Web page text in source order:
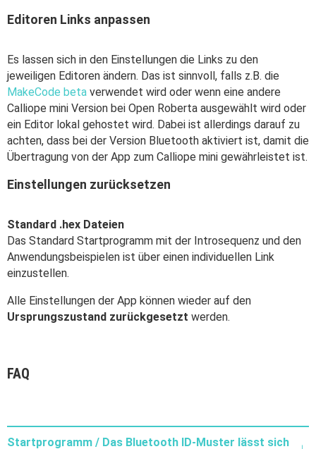
Editoren Links anpassen
Es lassen sich in den Einstellungen die Links zu den
jeweiligen Editoren ändern. Das ist sinnvoll, falls z.B. die
MakeCode beta verwendet wird oder wenn eine andere
Calliope mini Version bei Open Roberta ausgewählt wird oder
ein Editor lokal gehostet wird. Dabei ist allerdings darauf zu
achten, dass bei der Version Bluetooth aktiviert ist, damit die
Übertragung von der App zum Calliope mini gewährleistet ist.
Einstellungen zurücksetzen
Standard .hex Dateien
Das Standard Startprogramm mit der Introsequenz und den
Anwendungsbeispielen ist über einen individuellen Link
einzustellen.
Alle Einstellungen der App können wieder auf den
Ursprungszustand zurückgesetzt werden.
FAQ
Startprogramm / Das Bluetooth ID-Muster lässt sich